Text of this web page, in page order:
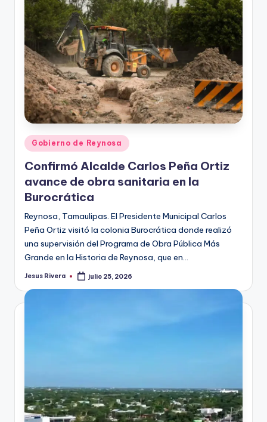
Publicado
en
Gobierno de Reynosa
Confirmó Alcalde Carlos Peña Ortiz
avance de obra sanitaria en la
Burocrática
Reynosa, Tamaulipas. El Presidente Municipal Carlos
Peña Ortiz visitó la colonia Burocrática donde realizó
una supervisión del Programa de Obra Pública Más
Grande en la Historia de Reynosa, que en…
Publicado
Jesus Rivera julio 25, 2026